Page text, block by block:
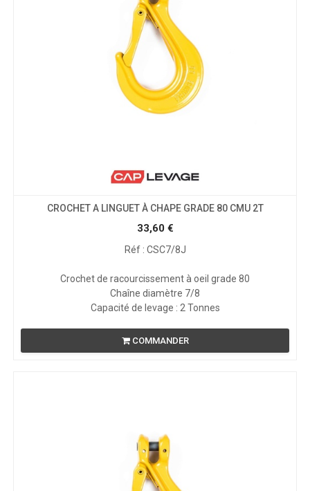
CROCHET A LINGUET À CHAPE GRADE 80 CMU 2T
33,60€
Réf : CSC7/8J
Crochet de racourcissement à oeil grade 80
Chaîne diamètre 7/8
Capacité de levage : 2 Tonnes
COMMANDER